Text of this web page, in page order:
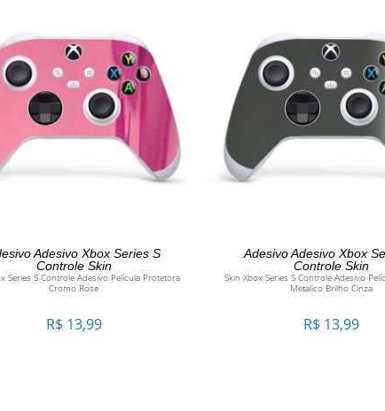
ADICIONAR AO CARRINHO
Adesivo Xbox Series S
Controle Skin
Series S Controle Adesivo Película Protetora
Cromo Rose
R$ 13,99
ADICIONAR AO
Adesivo Adesivo Xbox
Controle Skin
Skin Xbox Series S Controle Adesivo
Metalico Brilho Cinza
R$ 13,99